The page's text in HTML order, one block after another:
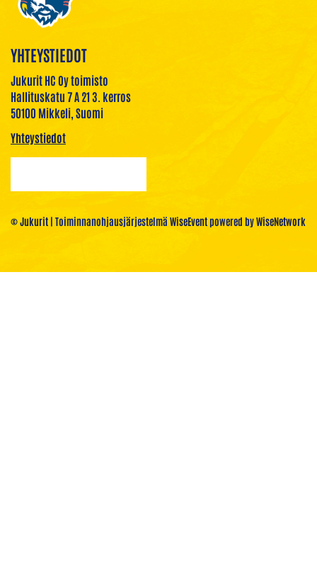
YHTEYSTIEDOT
Jukurit HC Oy toimisto
Hallituskatu 7 A 21 3. kerros
50100 Mikkeli, Suomi
Yhteystiedot
© Jukurit | Toiminnanohjausjärjestelmä WiseEventpowered byWiseNetwork